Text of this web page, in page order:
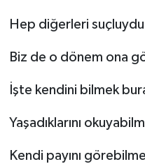
Hep diğerleri
Biz de o dönem ona
İşte kendini bilmek
Yaşadıklarını
Kendi payını